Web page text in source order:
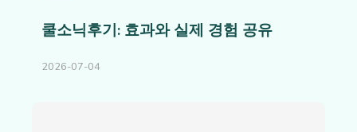
쿨소닉후기: 효과와 실제 경험 공유
2026-07-04